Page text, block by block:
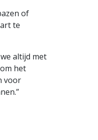
of
te
altijd met
het
voor